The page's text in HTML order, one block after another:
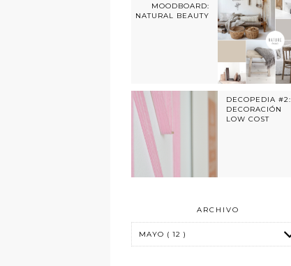
MOODBOARD:
NATURAL BEAUTY
DECOPEDIA #2:
DECORACIÓN
LOW COST
ARCHIVO